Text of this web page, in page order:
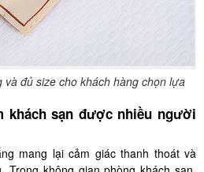
và đủ size cho khách hàng chọn lựa
khách sạn được nhiều người
mang lại cảm giác thanh thoát và